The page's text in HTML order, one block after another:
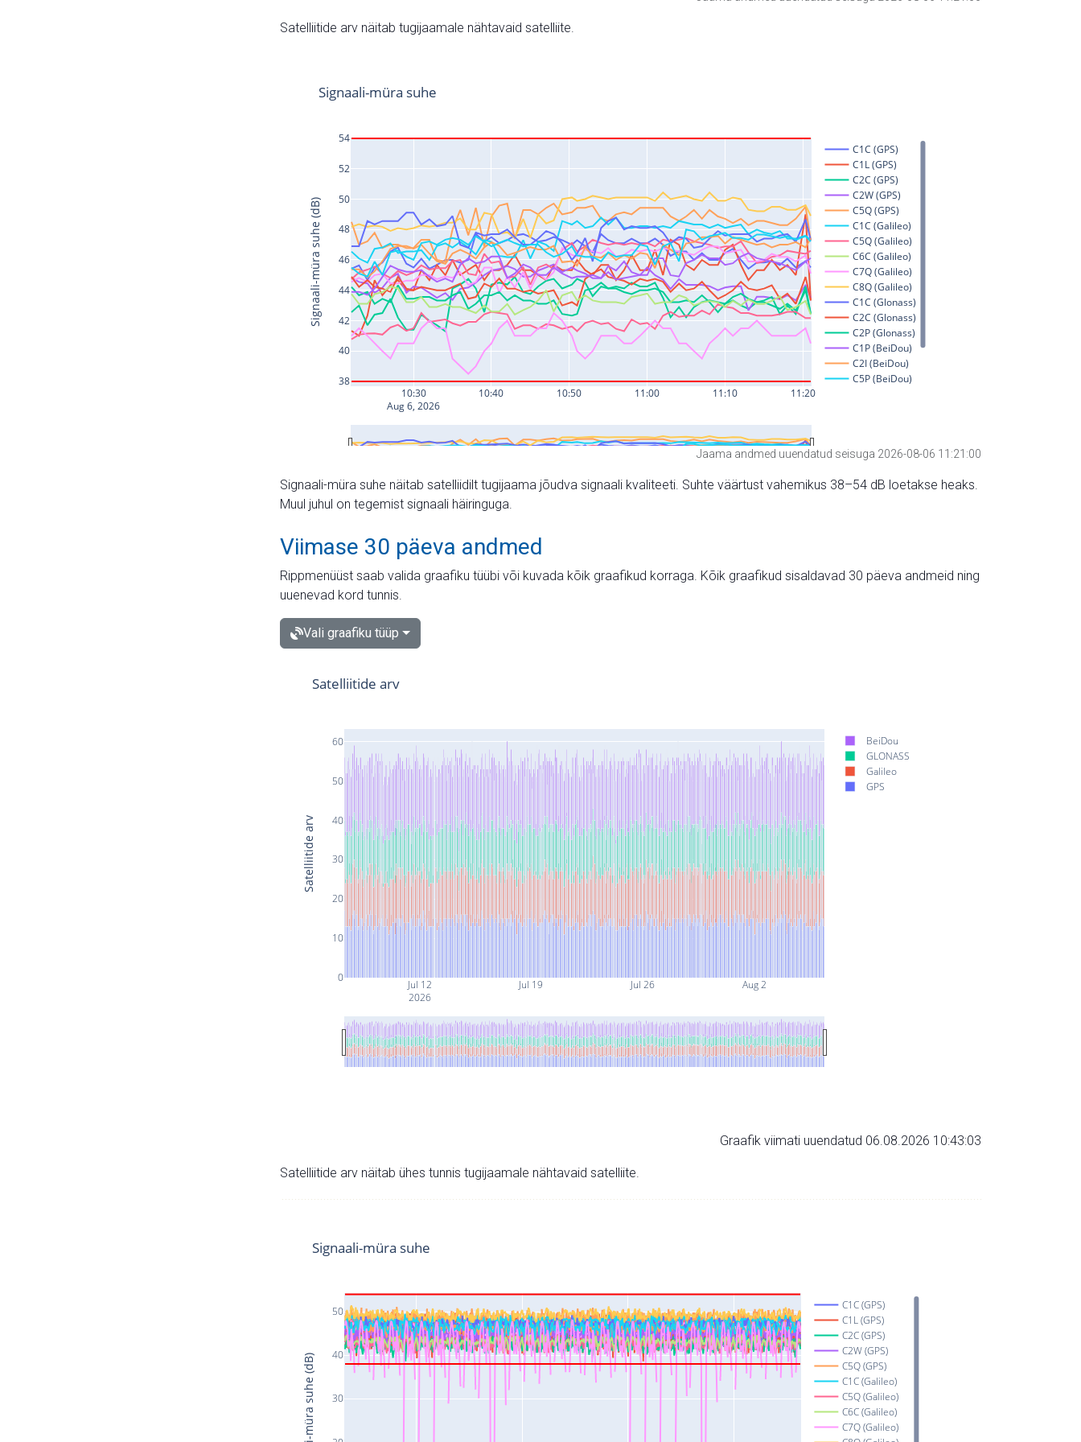
Satelliitide arv näitab tugijaamale nähtavaid satelliite.
Jaama andmed uuendatud seisuga 2026-08-06 11:21:00
Signaali-müra suhe näitab satelliidilt tugijaama jõudva signaali kvaliteeti. Suhte väärtust vahemikus 38–54 dB loetakse heaks.
Muul juhul on tegemist signaali häiringuga.
Viimase 30 päeva andmed
Rippmenüüst saab valida graafiku tüübi või kuvada kõik graafikud korraga. Kõik graafikud sisaldavad 30 päeva andmeid ning
uuenevad kord tunnis.
Vali graafiku tüüp
Jul 12
2026
Jul 19 Jul 26 Aug 2
0
10
20
30
40
50
60
BeiDou
GLONASS
Galileo
GPS
Satelliitide arv
Satelliitide arv
Graafik viimati uuendatud 06.08.2026 10:43:03
Satelliitide arv näitab ühes tunnis tugijaamale nähtavaid satelliite.
30
40
50
C1C (GPS)
C1L (GPS)
C2C (GPS)
C2W (GPS)
C5Q (GPS)
C1C (Galileo)
C5Q (Galileo)
C6C (Galileo)
C7Q (Galileo)
Signaali-müra suhe